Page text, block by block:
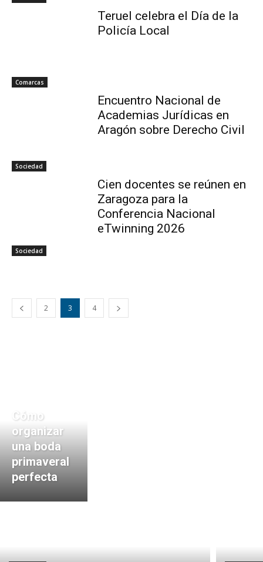
Comarcas
Teruel celebra el Día de la
Policía Local
Sociedad
Encuentro Nacional de
Academias Jurídicas en
Aragón sobre Derecho Civil
Sociedad
Cien docentes se reúnen en
Zaragoza para la
Conferencia Nacional
eTwinning 2026
2 3 4
Cómo
organizar
una boda
primaveral
perfecta